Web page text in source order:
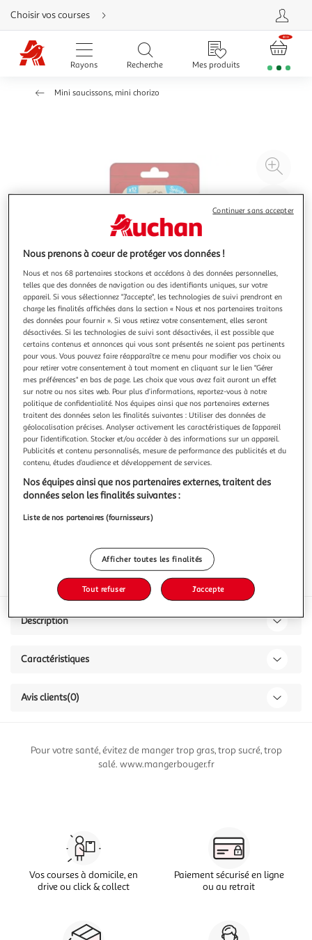
Aller
directement
au
contenu
Aller
directement
Aller
d'aide
Choisir vos courses
Rayons Recherche Mes produits
Mini saucissons, mini chorizo
à
HENRI RAFFIN
Mini saucisson au fromage de chèvre
Idéal pour l’apéritif ou comme petit encas !
En savoir +
100g 11 pièces
Vous voulez connaître le prix de ce produit ?
Afficher le prix
Frais
Description
Caractéristiques
Avis clients(0)
Pour votre santé, évitez de manger trop gras, trop sucré, trop
salé. www.mangerbouger.fr
Vos courses à domicile, en
drive ou click & collect
Paiement sécurisé en ligne
ou au retrait
Nous prenons à coeur de protéger vos données !
Nous et nos 68 partenaires stockons et accédons à des données personnelles,
telles que des données de navigation ou des identifiants uniques, sur votre
appareil. Si vous sélectionnez "J'accepte", les technologies de suivi prendront en
charge les finalités affichées dans la section « Nous et nos partenaires traitons
des données pour fournir ». Si vous retirez votre consentement, elles seront
désactivées. Si les technologies de suivi sont désactivées, il est possible que
certains contenus et annonces qui vous sont présentés ne soient pas pertinents
pour vous. Vous pouvez faire réapparaître ce menu pour modifier vos choix ou
pour retirer votre consentement à tout moment en cliquant sur le lien "Gérer
mes préférences" en bas de page. Les choix que vous avez fait auront un effet
sur notre ou nos sites web. Pour plus d’informations, reportez-vous à notre
politique de confidentialité. Nos équipes ainsi que nos partenaires externes
traitent des données selon les finalités suivantes : Utiliser des données de
géolocalisation précises. Analyser activement les caractéristiques de l’appareil
pour l’identification. Stocker et/ou accéder à des informations sur un appareil.
Publicités et contenu personnalisés, mesure de performance des publicités et du
contenu, études d’audience et développement de services.
Nos équipes ainsi que nos partenaires externes, traitent des
données selon les finalités suivantes :
Liste de nos partenaires (fournisseurs)
Afficher toutes les finalités
Tout refuser J'accepte
Continuer sans accepter